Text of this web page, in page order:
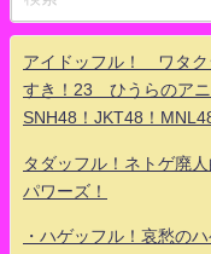
アイドッフル！ ワタ
すき！23 ひうらのア
SNH48！JKT48！
タダッフル！ネトゲ廃
パワーズ！
・ハゲッフル！哀愁の